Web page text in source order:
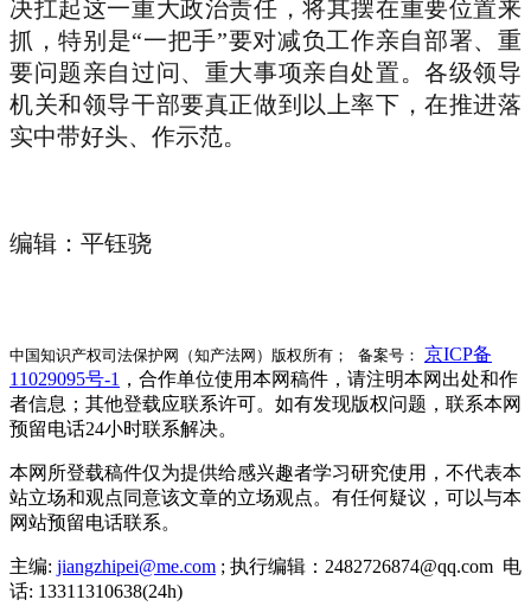
决扛起这一重大政治责任，将其摆在重要位置来
抓，特别是“一把手”要对减负工作亲自部署、重
要问题亲自过问、重大事项亲自处置。各级领导
机关和领导干部要真正做到以上率下，在推进落
实中带好头、作示范。
编辑：平钰骁
中国知识产权司法保护网（知产法网）版权所有； 备案号： 京ICP备
11029095号-1 ，合作单位使用本网稿件，请注明本网出处和作
者信息；其他登载应联系许可。如有发现版权问题，联系本网
预留电话24小时联系解决。
本网所登载稿件仅为提供给感兴趣者学习研究使用，不代表本
站立场和观点同意该文章的立场观点。有任何疑议，可以与本
网站预留电话联系。
主编: jiangzhipei@me.com ; 执行编辑：2482726874@qq.com 电
话: 13311310638(24h)